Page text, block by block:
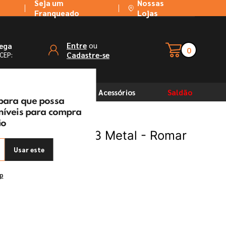
Seja um
Franqueado
Nossas
Lojas
que possa
para compra
Usar este
Entre ou
Cadastre-se 0
Acessórios Saldão
Bica Móvel C33 Metal - Romar